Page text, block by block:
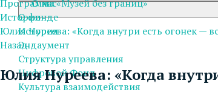
О нас
О фонде
История
Эндаумент
Структура управления
Цифровой Фонд
Культура взаимодействия
Программа «Музей без границ»
Истории
Юлия Нуреева: «Когда внутри есть огонек —
Назад
Юлия Нуреева: «Когда